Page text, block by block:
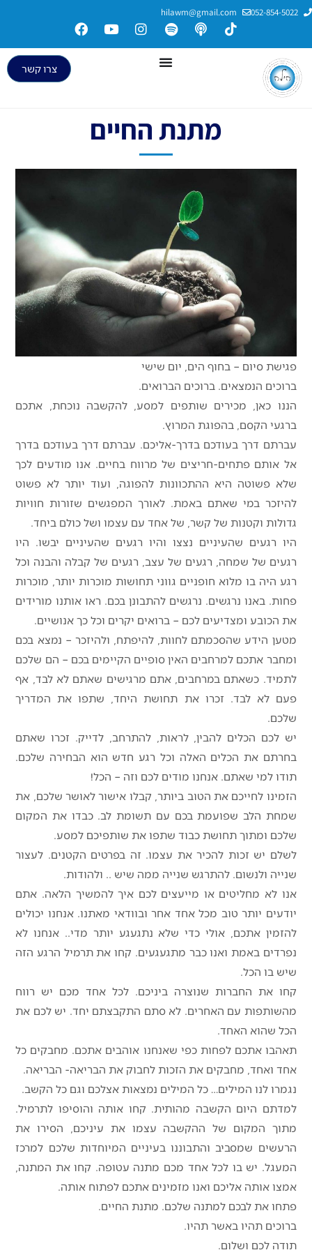
052-854-5022
hilawm@gmail.com
צרו קשר
מתנת החיים
פגישת סיום – בחוף הים, יום שישי
ברוכים הנמצאים. ברוכים הברואים.
הננו כאן, מכירים שותפים למסע, להקשבה נוכחת, אתכם
ברגעי הקסם, בהפוגת המרוץ.
עברתם דרך בעודכם בדרך-אליכם. עברתם דרך בעודכם בדרך
אל אותם פתחים-חריצים של מרווח בחיים. אנו מודעים לכך
שלא פשוטה היא ההתכוונות להפוגה, ועוד יותר לא פשוט
להיזכר במי שאתם באמת. לאורך המפגשים שזורות חוויות
גדולות וקטנות של קשר, של אחד עם עצמו ושל כולם ביחד.
היו רגעים שהעיניים נצצו והיו רגעים שהעיניים יבשו. היו
רגעים של שמחה, רגעים של עצב, רגעים של קבלה והבנה וכל
רגע היה בו מלוא חופניים גווני תחושות מוכרות יותר, מוכרות
פחות. באנו נרגשים. נרגשים להתבונן בכם. ראו אותנו מורידים
את הכובע ומצדיעים לכם – ברואים יקרים וכל כך אנושיים.
מטען הידע שהסכמתם לחוות, להיפתח, ולהיזכר – נמצא בכם
ומחבר אתכם למרחבים האין סופיים הקיימים בכם – הם שלכם
לתמיד. כשאתם במרחבים, אתם מרגישים שאתם לא לבד, אף
פעם לא לבד. זכרו את תחושת היחד, שתפו את המדריך
שלכם.
יש לכם הכלים להבין, לראות, להתרחב, לדייק. זכרו שאתם
בחרתם את הכלים האלה וכל רגע חדש הוא הבחירה שלכם.
תודו למי שאתם. אנחנו מודים לכם וזה – הכל!
הזמינו לחייכם את הטוב ביותר, קבלו אישור לאושר שלכם, את
שמחת הלב שפועמת בכם עם תשומת לב. כבדו את המקום
שלכם ומתוך תחושת כבוד שתפו את שותפיכם למסע.
לשלם יש זכות להכיר את עצמו. זה בפרטים הקטנים. לעצור
שנייה ולנשום. להתרגש שנייה ממה שיש .. ולהודות.
אנו לא מחליטים או מייעצים לכם איך להמשיך הלאה. אתם
יודעים יותר טוב מכל אחד אחר ובוודאי מאתנו. אנחנו יכולים
להזמין אתכם, אולי כדי שלא נתגעגע יותר מדי.. אנחנו לא
נפרדים באמת ואנו כבר מתגעגעים. קחו את תרמיל הרגע הזה
שיש בו הכל.
קחו את החברות שנוצרה ביניכם. לכל אחד מכם יש רווח
מהשותפות עם האחרים. לא סתם התקבצתם יחד. יש לכם את
הכל שהוא האחד.
תאהבו אתכם לפחות כפי שאנחנו אוהבים אתכם. מחבקים כל
אחד ואחד, מחבקים את הזכות לחבוק את הבריאה- הבריאה.
נגמרו לנו המילים… כל המילים נמצאות אצלכם וגם כל הקשב.
למדתם היום הקשבה מהותית. קחו אותה והוסיפו לתרמיל.
מתוך המקום של ההקשבה עצמו את עיניכם, הסירו את
הרעשים שמסביב והתבוננו בעיניים המיוחדות שלכם למרכז
המעגל. יש בו לכל אחד מכם מתנה עטופה. קחו את המתנה,
אמצו אותה אליכם ואנו מזמינים אתכם לפתוח אותה.
פתחו את לבכם למתנה שלכם. מתנת החיים.
ברוכים תהיו באשר תהיו.
תודה לכם ושלום.